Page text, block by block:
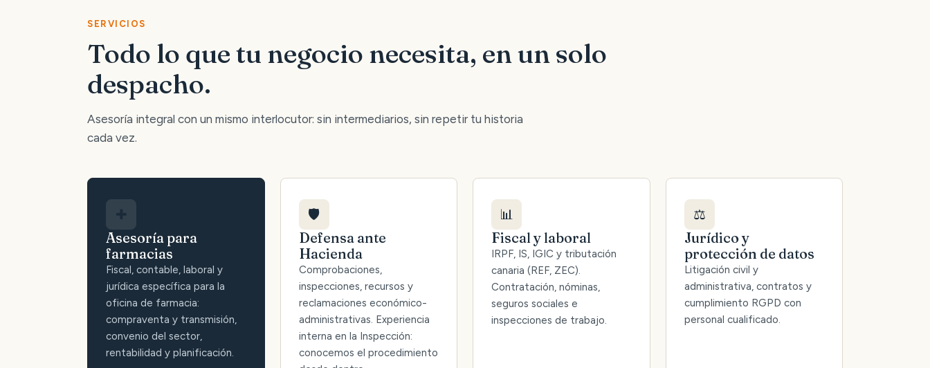
SERVICIOS
Todo lo que tu negocio necesita, en un solo
despacho.
Asesoría integral con un mismo interlocutor: sin intermediarios, sin repetir tu historia
cada vez.
Asesoría para
farmacias
Fiscal, contable, laboral y
jurídica específica para la
oficina de farmacia:
compraventa y transmisión,
convenio del sector,
rentabilidad y planificación.
🛡️
Defensa ante
Hacienda
Comprobaciones,
inspecciones, recursos y
reclamaciones económico-
administrativas. Experiencia
interna en la Inspección:
conocemos el procedimiento
📊
Fiscal y laboral
IRPF, IS, IGIC y tributación
canaria (REF, ZEC).
Contratación, nóminas,
seguros sociales e
inspecciones de trabajo.
⚖️
Jurídico y
protección de datos
Litigación civil y
administrativa, contratos y
cumplimiento RGPD con
personal cualificado.